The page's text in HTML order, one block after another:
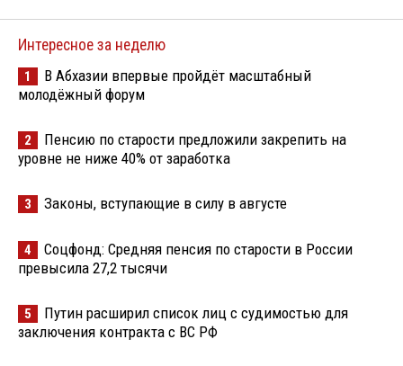
Интересное за неделю
1
В Абхазии впервые пройдёт масштабный
молодёжный форум
2
Пенсию по старости предложили закрепить на
уровне не ниже 40% от заработка
3 Законы, вступающие в силу в августе
4
Соцфонд: Средняя пенсия по старости в России
превысила 27,2 тысячи
5
Путин расширил список лиц с судимостью для
заключения контракта с ВС РФ